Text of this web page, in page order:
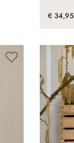
€ 34,95